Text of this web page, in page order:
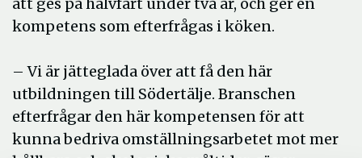
kompetens som efterfrågas i köken.
– Vi är jätteglada över att få den här
utbildningen till Södertälje. Branschen
efterfrågar den här kompetensen för att
kunna bedriva omställningsarbetet mot mer